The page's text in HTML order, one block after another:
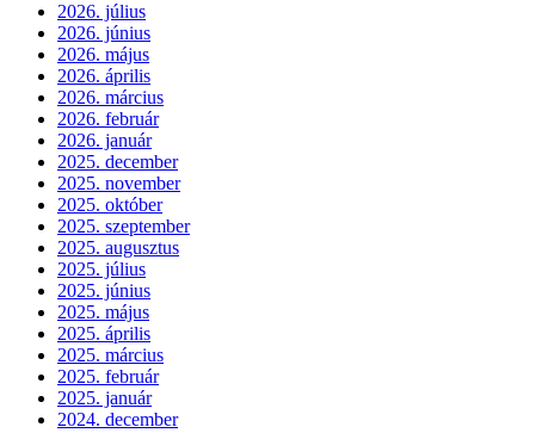
2026. július
2026. június
2026. május
2026. április
2026. március
2026. február
2026. január
2025. december
2025. november
2025. október
2025. szeptember
2025. augusztus
2025. július
2025. június
2025. május
2025. április
2025. március
2025. február
2025. január
2024. december